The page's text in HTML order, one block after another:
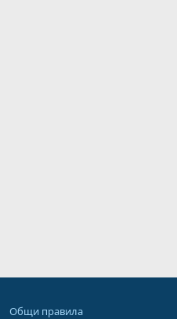
Общи правила